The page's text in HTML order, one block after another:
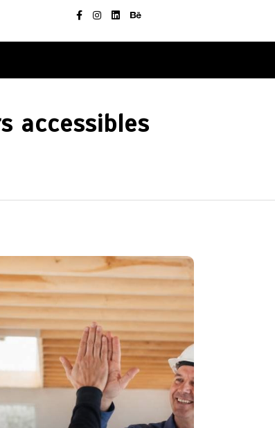
accessibles